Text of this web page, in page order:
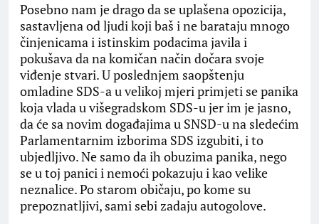
Posebno nam je drago da se uplašena opozicija,
sastavljena od ljudi koji baš i ne barataju mnogo
činjenicama i istinskim podacima javila i
pokušava da na komičan način dočara svoje
viđenje stvari. U poslednjem saopštenju
omladine SDS-a u velikoj mjeri primjeti se panika
koja vlada u višegradskom SDS-u jer im je jasno,
da će sa novim događajima u SNSD-u na sledećim
Parlamentarnim izborima SDS izgubiti, i to
ubjedljivo. Ne samo da ih obuzima panika, nego
se u toj panici i nemoći pokazuju i kao velike
neznalice. Po starom običaju, po kome su
prepoznatljivi, sami sebi zadaju autogolove.